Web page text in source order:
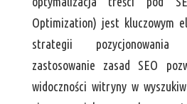
Optimization) jest kluczowym
strategii pozycjonowania
zastosowanie zasad SEO
widoczności witryny w